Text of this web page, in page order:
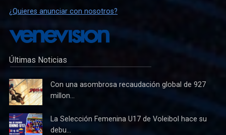
¿Quieres anunciar con nosotros?
Últimas Noticias
Con una asombrosa recaudación global de 927
millon...
La Selección Femenina U17 de Voleibol hace su
debu...